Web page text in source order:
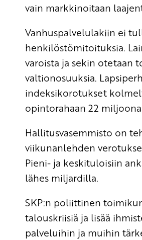
vain markkinoitaan
Vanhuspalvelulakiin ei
henkilöstömitoituksia.
varoista ja sekin otetaan
valtionosuuksia.
indeksikorotukset
opintorahaan 22
Hallitusvasemmisto on
viikunanlehden
Pieni- ja keskituloisiin
lähes miljardilla.
SKP:n poliittinen
talouskriisiä ja lisää
palveluihin ja muihin